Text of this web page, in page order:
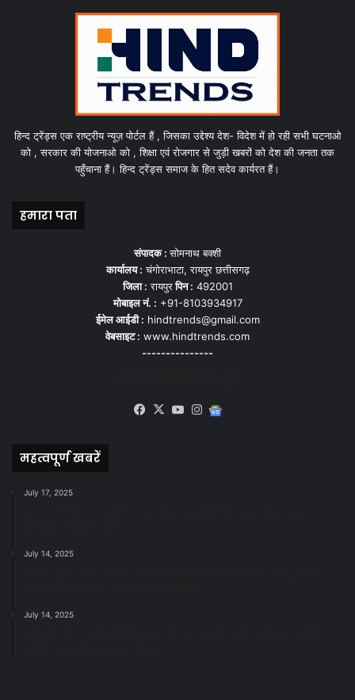
हिन्द ट्रेंड्स एक राष्ट्रीय न्यूज़ पोर्टल हैं , जिसका उद्देश्य देश- विदेश में हो रही सभी घटनाओ
को , सरकार की योजनाओ को , शिक्षा एवं रोजगार से जुड़ी खबरों को देश की जनता तक
पहुँचाना हैं। हिन्द ट्रेंड्स समाज के हित सदेव कार्यरत हैं।
हमारा पता
संपादक :सोमनाथ बक्शी
कार्यालय : चंगोराभाटा, रायपुर छत्तीसगढ़
जिला : रायपुरपिन : 492001
मोबाइल नं. : +91-8103934917
ईमेल आईडी : hindtrends@gmail.com
वेबसाइट : www.hindtrends.com
---------------
Facebook
X YouTubeInstagram
महत्वपूर्ण खबरें
July 17, 2025
July 14, 2025
July 14, 2025